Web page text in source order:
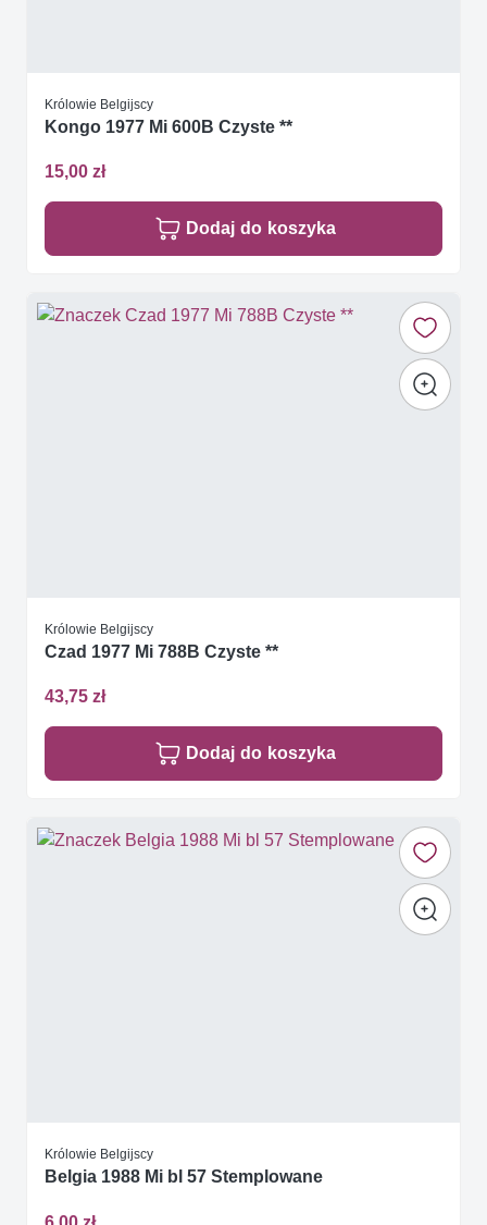
Królowie Belgijscy
Kongo 1977 Mi 600B Czyste **
15,00 zł
Dodaj do koszyka
Królowie Belgijscy
Czad 1977 Mi 788B Czyste **
43,75 zł
Dodaj do koszyka
Królowie Belgijscy
Belgia 1988 Mi bl 57 Stemplowane